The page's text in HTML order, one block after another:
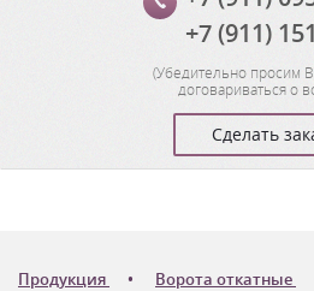
+7 (911)
(Убедительно просим
договариваться о
Сделать
Продукция Ворота откатные